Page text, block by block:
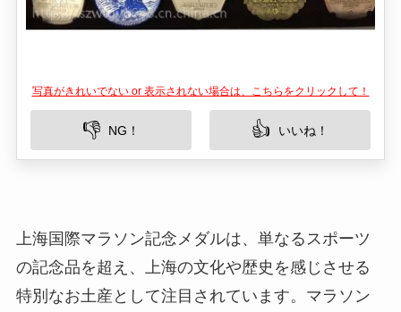
写真がきれいでない or 表示されない場合は、こちらをクリックして！
👎 NG！ 👍 いいね！
上海国際マラソン記念メダルは、単なるスポーツ
の記念品を超え、上海の文化や歴史を感じさせる
特別なお土産として注目されています。マラソン